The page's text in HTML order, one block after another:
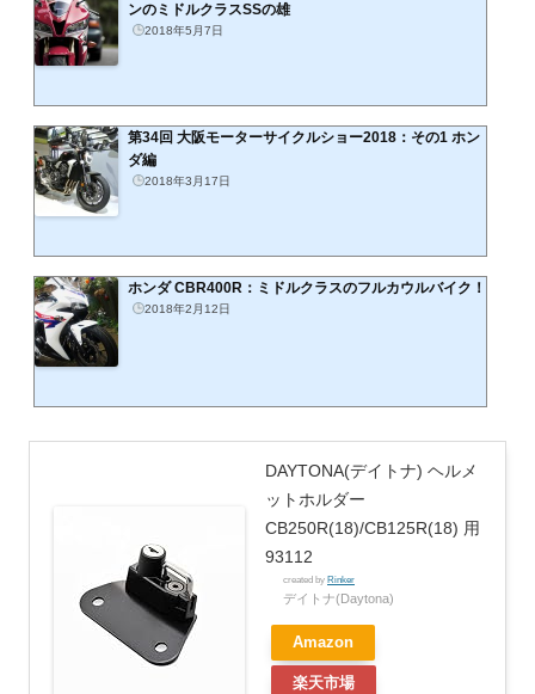
ンのミドルクラスSSの雄
2018年5月7日
第34回 大阪モーターサイクルショー2018：その1 ホン
ダ編
2018年3月17日
ホンダ CBR400R：ミドルクラスのフルカウルバイク！
2018年2月12日
DAYTONA(デイトナ) ヘルメ
ットホルダー
CB250R(18)/CB125R(18) 用
93112
created by Rinker
デイトナ(Daytona)
Amazon
楽天市場